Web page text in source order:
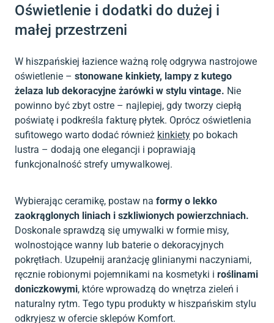
Oświetlenie i dodatki do dużej i
małej przestrzeni
W hiszpańskiej łazience ważną rolę odgrywa nastrojowe
oświetlenie – stonowane kinkiety, lampy z kutego
żelaza lub dekoracyjne żarówki w stylu vintage. Nie
powinno być zbyt ostre – najlepiej, gdy tworzy ciepłą
poświatę i podkreśla fakturę płytek. Oprócz oświetlenia
sufitowego warto dodać również kinkiety po bokach
lustra – dodają one elegancji i poprawiają
funkcjonalność strefy umywalkowej.
Wybierając ceramikę, postaw na formy o lekko
zaokrąglonych liniach i szkliwionych powierzchniach.
Doskonale sprawdzą się umywalki w formie misy,
wolnostojące wanny lub baterie o dekoracyjnych
pokrętłach. Uzupełnij aranżację glinianymi naczyniami,
ręcznie robionymi pojemnikami na kosmetyki i roślinami
doniczkowymi, które wprowadzą do wnętrza zieleń i
naturalny rytm. Tego typu produkty w hiszpańskim stylu
odkryjesz w ofercie sklepów Komfort.